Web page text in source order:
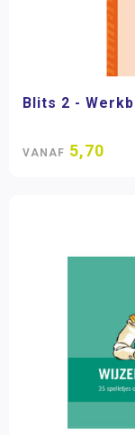
Blits 2 -
VANAF 5,70